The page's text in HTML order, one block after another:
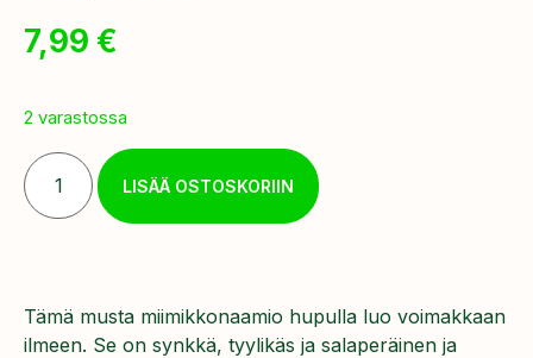
7,99 €
2 varastossa
LISÄÄ OSTOSKORIIN
Tämä musta miimikkonaamio hupulla luo voimakkaan
ilmeen. Se on synkkä, tyylikäs ja salaperäinen ja